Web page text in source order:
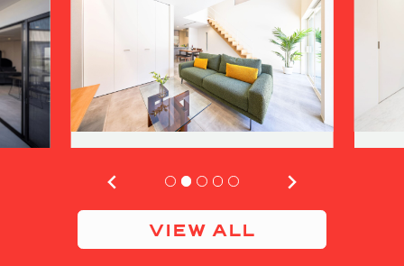
VIEW ALL